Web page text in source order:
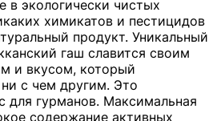
в экологически чистых
химикатов и пестицидов
продукт. Уникальный
гаш славится своим
и вкусом, который
с чем другим. Это
для гурманов. Максимальная
содержание активных